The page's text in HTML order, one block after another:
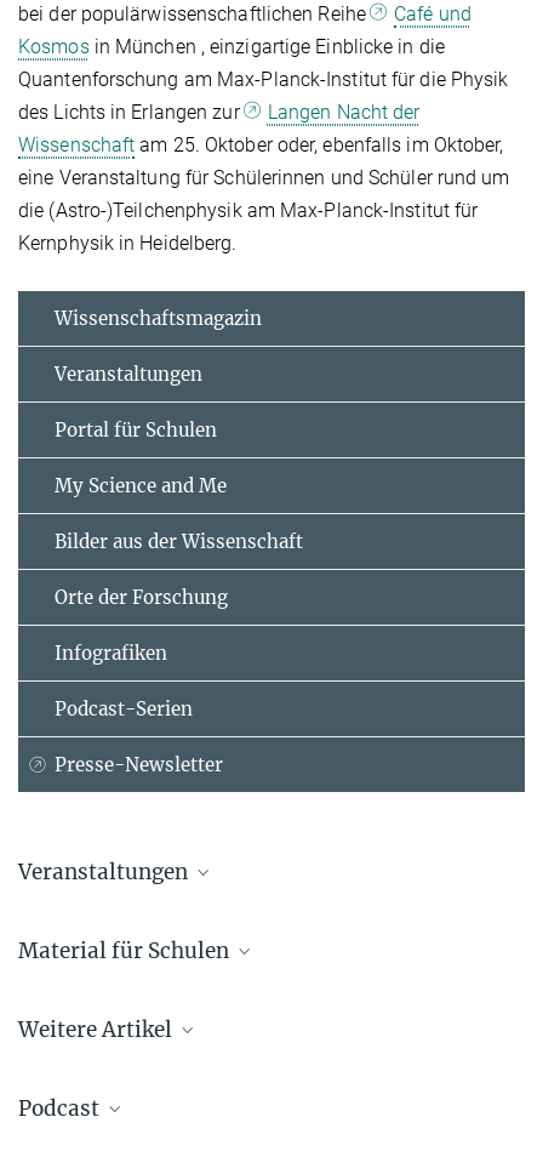
bei der populärwissenschaftlichen Reihe
Café und
Kosmosin München , einzigartige Einblicke in die
Quantenforschung am Max-Planck-Institut für die Physik
des Lichts in Erlangen zur
Langen Nacht der
Wissenschaft am 25. Oktober oder, ebenfalls im Oktober,
eine Veranstaltung für Schülerinnen und Schüler rund um
die (Astro-)Teilchenphysik am Max-Planck-Institut für
Kernphysik in Heidelberg.
Wissenschaftsmagazin
Veranstaltungen
Portal für Schulen
My Science and Me
Bilder aus der Wissenschaft
Orte der Forschung
Infografiken
Podcast-Serien
Presse-Newsletter
Veranstaltungen
Quantenjahrs 2025
Material für Schulen
Weitere Artikel
Podcast